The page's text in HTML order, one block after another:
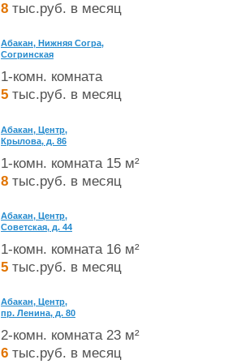
8 тыс.руб. в месяц
Абакан, Нижняя Согра,
Согринская
1-комн. комната
5 тыс.руб. в месяц
Абакан, Центр,
Крылова, д. 86
1-комн. комната 15 м²
8 тыс.руб. в месяц
Абакан, Центр,
Советская, д. 44
1-комн. комната 16 м²
5 тыс.руб. в месяц
Абакан, Центр,
пр. Ленина, д. 80
2-комн. комната 23 м²
6 тыс.руб. в месяц